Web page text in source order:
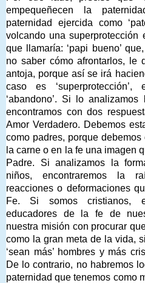
empequeñecen la
paternidad ejercida como
volcando una
que llamaría: ‘papi bueno’
no saber cómo afrontarlos,
antoja, porque así se irá
caso es
‘abandono’. Si lo
encontramos con dos
Amor Verdadero. Debemos
como padres, porque
la carne o en la fe una imagen
Padre. Si analizamos la
niños, encontraremos la
reacciones o deformaciones
Fe. Si somos cristianos,
educadores de la fe de
nuestra misión con procurar
como la gran meta de la vida,
‘sean más’ hombres y más
De lo contrario, no habremos
paternidad que tenemos como